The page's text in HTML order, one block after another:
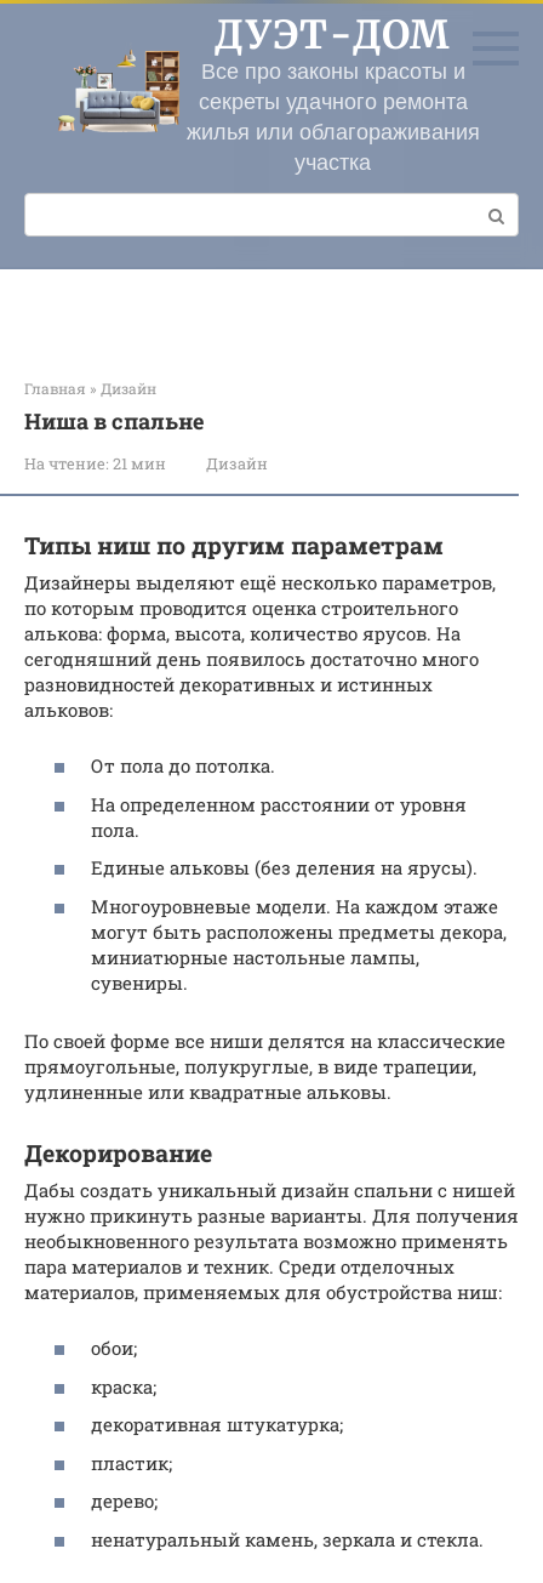
Перейти
контенту
ДУЭТ-ДОМ
Все про законы красоты и
секреты удачного ремонта
жилья или облагораживания
участка
Поиск:
Главная » Дизайн
Ниша в спальне
На чтение: 21 мин Дизайн
Типы ниш по другим параметрам
Дизайнеры выделяют ещё несколько параметров,
по которым проводится оценка строительного
алькова: форма, высота, количество ярусов. На
сегодняшний день появилось достаточно много
разновидностей декоративных и истинных
альковов:
От пола до потолка.
На определенном расстоянии от уровня
пола.
Единые альковы (без деления на ярусы).
Многоуровневые модели. На каждом этаже
могут быть расположены предметы декора,
миниатюрные настольные лампы,
сувениры.
По своей форме все ниши делятся на классические
прямоугольные, полукруглые, в виде трапеции,
удлиненные или квадратные альковы.
Декорирование
Дабы создать уникальный дизайн спальни с нишей
нужно прикинуть разные варианты. Для получения
необыкновенного результата возможно применять
пара материалов и техник. Среди отделочных
материалов, применяемых для обустройства ниш:
обои;
краска;
декоративная штукатурка;
пластик;
дерево;
ненатуральный камень, зеркала и стекла.